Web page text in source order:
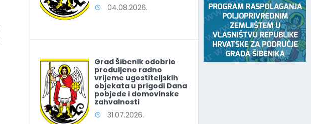
04.08.2026.
Grad Šibenik odobrio
produljeno radno
vrijeme ugostiteljskih
objekata u prigodi Dana
pobjede i domovinske
zahvalnosti
31.07.2026.